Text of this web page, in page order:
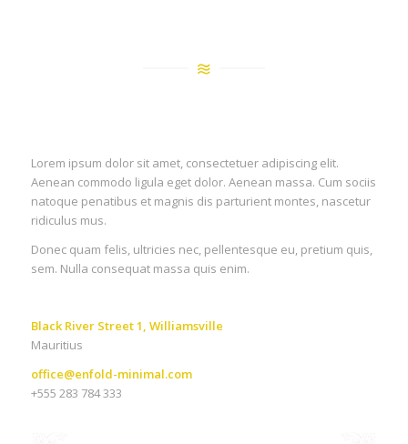
Lorem ipsum dolor sit amet, consectetuer adipiscing elit.
Aenean commodo ligula eget dolor. Aenean massa. Cum sociis
natoque penatibus et magnis dis parturient montes, nascetur
ridiculus mus.
Donec quam felis, ultricies nec, pellentesque eu, pretium quis,
sem. Nulla consequat massa quis enim.
Black River Street 1, Williamsville
Mauritius
office@enfold-minimal.com
+555 283 784 333